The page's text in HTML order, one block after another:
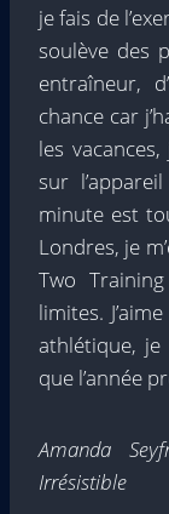
je fais de
soulève des
entraîneur,
chance car
les
sur
minute est
Londres, je
Two
limites.
athlétique, je
que l’année
Amanda
Irrésistible